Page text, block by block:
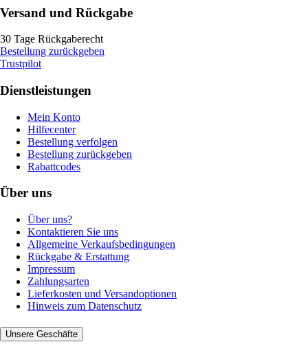
Versand und Rückgabe
30 Tage Rückgaberecht
Bestellung zurückgeben
Trustpilot
Dienstleistungen
Mein Konto
Hilfecenter
Bestellung verfolgen
Bestellung zurückgeben
Rabattcodes
Über uns
Über uns?
Kontaktieren Sie uns
Allgemeine Verkaufsbedingungen
Rückgabe & Erstattung
Impressum
Zahlungsarten
Lieferkosten und Versandoptionen
Hinweis zum Datenschutz
Unsere Geschäfte